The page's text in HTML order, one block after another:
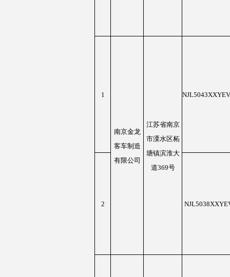
1
南京金龙
客车制造
有限公司
江苏省南京
市溧水区柘
塘镇滨淮大
道369号
2